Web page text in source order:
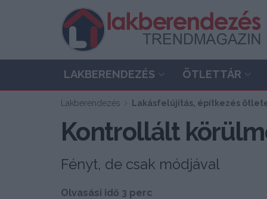
LAKBERENDEZÉS ÖTLETTÁR
Lakberendezés Lakásfelújítás, építkezés
Kontrollált
Fényt, de csak módjával
Olvasási idő 3 perc